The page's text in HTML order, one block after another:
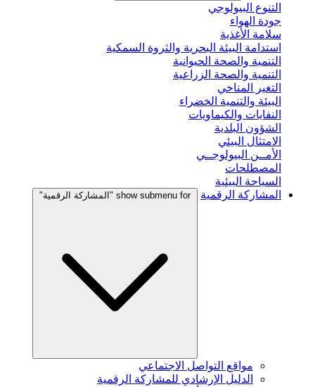
التنوع البيولوجي
جودة الهواء
سلامة الأغذية
استدامة البيئة البحرية والثروة السمكية
التنمية والصحة الحيوانية
التنمية والصحة الزراعية
التغير المناخي
البيئة والتنمية الخضراء
النفايات والكيماويات
الشؤون البلدية
الامتثال البيئي
الأمــن البيولوجــي
المصطلحات
السياحة البيئية
المشاركة الرقمية
show submenu for "المشاركة الرقمية"
مواقع التواصل الاجتماعي
الدليل الإرشادي للمشاركة الرقمية